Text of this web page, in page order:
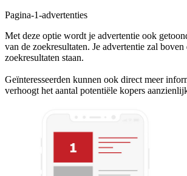
Pagina-1-advertenties
Met deze optie wordt je advertentie ook
van de zoekresultaten. Je advertentie zal boven
zoekresultaten staan.
Geïnteresseerden kunnen ook direct meer
verhoogt het aantal potentiële kopers